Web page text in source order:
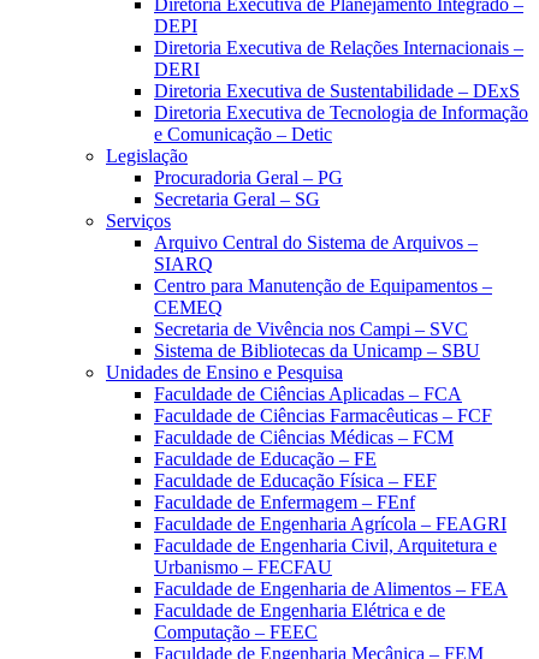
Diretoria Executiva de Planejamento Integrado –
DEPI
Diretoria Executiva de Relações Internacionais –
DERI
Diretoria Executiva de Sustentabilidade – DExS
Diretoria Executiva de Tecnologia de Informação
e Comunicação – Detic
Legislação
Procuradoria Geral – PG
Secretaria Geral – SG
Serviços
Arquivo Central do Sistema de Arquivos –
SIARQ
Centro para Manutenção de Equipamentos –
CEMEQ
Secretaria de Vivência nos Campi – SVC
Sistema de Bibliotecas da Unicamp – SBU
Unidades de Ensino e Pesquisa
Faculdade de Ciências Aplicadas – FCA
Faculdade de Ciências Farmacêuticas – FCF
Faculdade de Ciências Médicas – FCM
Faculdade de Educação – FE
Faculdade de Educação Física – FEF
Faculdade de Enfermagem – FEnf
Faculdade de Engenharia Agrícola – FEAGRI
Faculdade de Engenharia Civil, Arquitetura e
Urbanismo – FECFAU
Faculdade de Engenharia de Alimentos – FEA
Faculdade de Engenharia Elétrica e de
Computação – FEEC
Faculdade de Engenharia Mecânica – FEM